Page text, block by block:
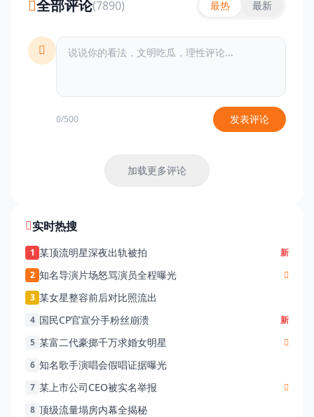
全部评论(7890) 最热 最新
0/500 发表评论
加载更多评论
实时热搜
1 某顶流明星深夜出轨被拍
新
2 知名导演片场怒骂演员全程曝光
3 某女星整容前后对比照流出
4 国民CP官宣分手粉丝崩溃
新
5 某富二代豪掷千万求婚女明星
6 知名歌手演唱会假唱证据曝光
7 某上市公司CEO被实名举报
8 顶级流量塌房内幕全揭秘